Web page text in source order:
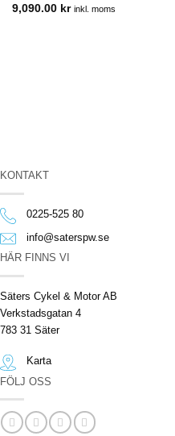
9,090.00 kr inkl. moms
KONTAKT
0225-525 80
info@saterspw.se
HÄR FINNS VI
Säters Cykel & Motor AB
Verkstadsgatan 4
783 31 Säter
Karta
FÖLJ OSS